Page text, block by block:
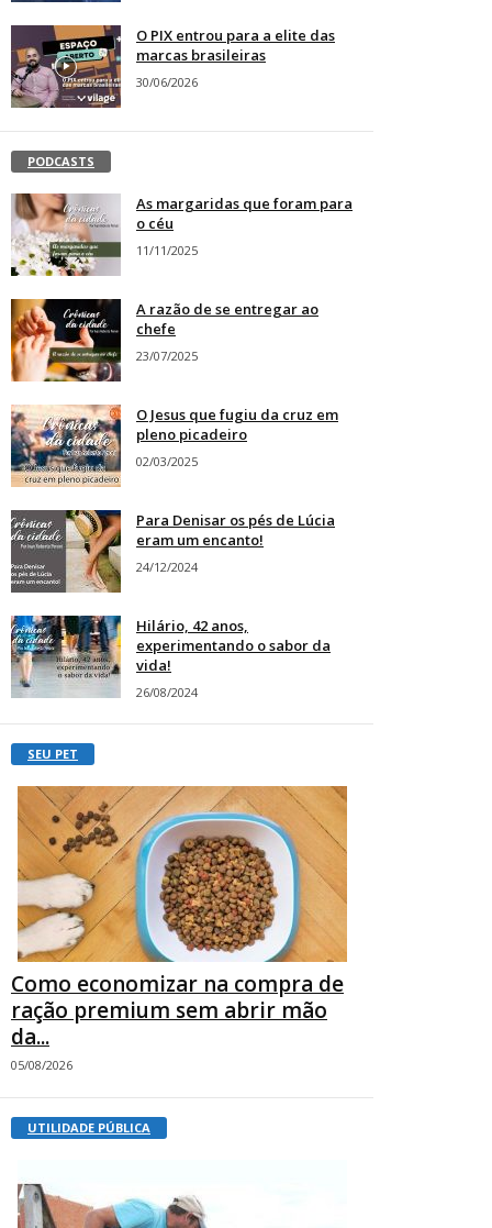
O PIX entrou para a elite das
marcas brasileiras
30/06/2026
PODCASTS
As margaridas que foram para
o céu
11/11/2025
A razão de se entregar ao
chefe
23/07/2025
O Jesus que fugiu da cruz em
pleno picadeiro
02/03/2025
Para Denisar os pés de Lúcia
eram um encanto!
24/12/2024
Hilário, 42 anos,
experimentando o sabor da
vida!
26/08/2024
SEU PET
Como economizar na compra de
ração premium sem abrir mão
da...
05/08/2026
UTILIDADE PÚBLICA